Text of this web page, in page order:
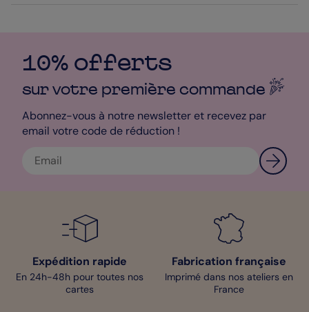
10% offerts
sur votre première commande
Abonnez-vous à notre newsletter et recevez par
email votre code de réduction !
Expédition rapide
En 24h-48h pour toutes nos
cartes
Fabrication française
Imprimé dans nos ateliers en
France